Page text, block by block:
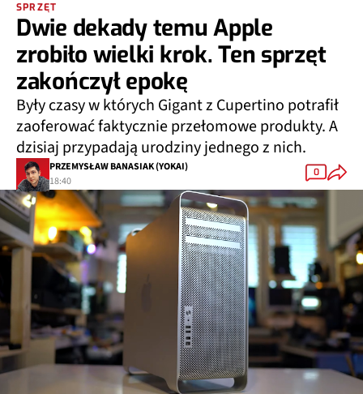
SPRZĘT
Dwie dekady temu Apple
zrobiło wielki krok. Ten sprzęt
zakończył epokę
Były czasy w których Gigant z Cupertino potrafił
zaoferować faktycznie przełomowe produkty. A
dzisiaj przypadają urodziny jednego z nich.
PRZEMYSŁAW BANASIAK (YOKAI)
18:40
0